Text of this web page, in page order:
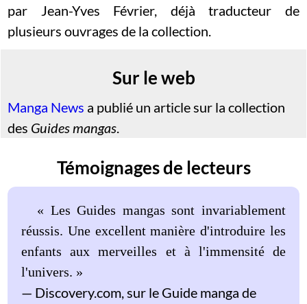
par Jean-Yves Février, déjà traducteur de
plusieurs ouvrages de la collection.
Sur le web
Manga News a publié un article sur la collection
des Guides mangas.
Témoignages de lecteurs
« Les Guides mangas sont invariablement
réussis. Une excellent manière d'introduire les
enfants aux merveilles et à l'immensité de
l'univers. »
Discovery.com, sur le Guide manga de